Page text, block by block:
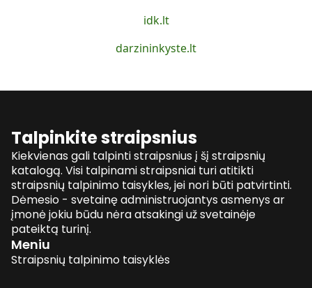
idk.lt
darzininkyste.lt
Talpinkite straipsnius
Kiekvienas gali talpinti straipsnius į šį straipsnių
katalogą. Visi talpinami straipsniai turi atitikti
straipsnių talpinimo taisykles, jei nori būti patvirtinti.
Dėmesio - svetainę administruojantys asmenys ar
įmonė jokiu būdu nėra atsakingi už svetainėje
pateiktą turinį.
Meniu
Straipsnių talpinimo taisyklės